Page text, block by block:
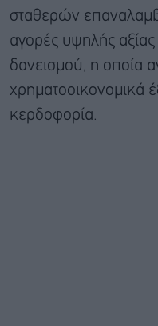
σταθερών
αγορές υψηλής
δανεισμού, η οποία
χρηματοοικονομικά
κερδοφορία.